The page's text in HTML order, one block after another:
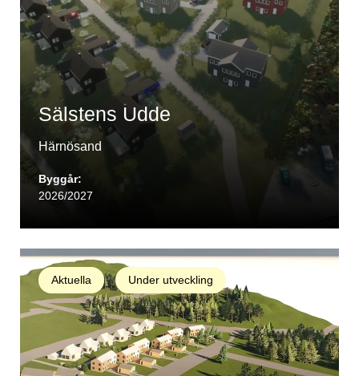
Sälstens Udde
Härnösand
Byggår:
2026/2027
Aktuella Under utveckling